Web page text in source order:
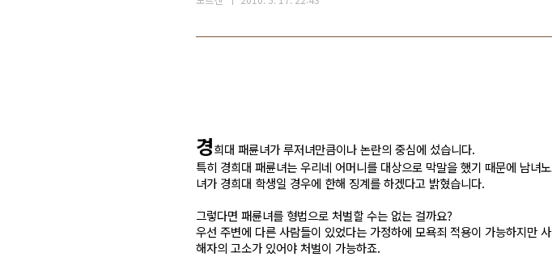
경희대 패륜녀가 루저녀만큼이나 논란의 중심에 섰습니다.
특히 경희대 패륜녀는 우리네 어머니를 대상으로 막말을 했기 때문에 남
녀가 경희대 학생일 경우에 한해 징계를 하겠다고 밝혔습니다.
그렇다면 패륜녀를 형법으로 처벌할 수는 없는 걸까요?
우선 주변에 다른 사람들이 있었다는 가정하에 모욕죄 적용이 가능하지만
해자의 고소가 있어야 처벌이 가능하죠.